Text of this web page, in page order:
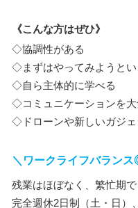
《こんな方はぜひ》
◇協調性がある
◇まずはやってみようとい
◇自ら主体的に学べる
◇コミュニケーションを大
◇ドローンや新しいガジェ
＼ワークライフバラン
残業はほぼなく、繁忙期で
完全週休2日制（土・日）